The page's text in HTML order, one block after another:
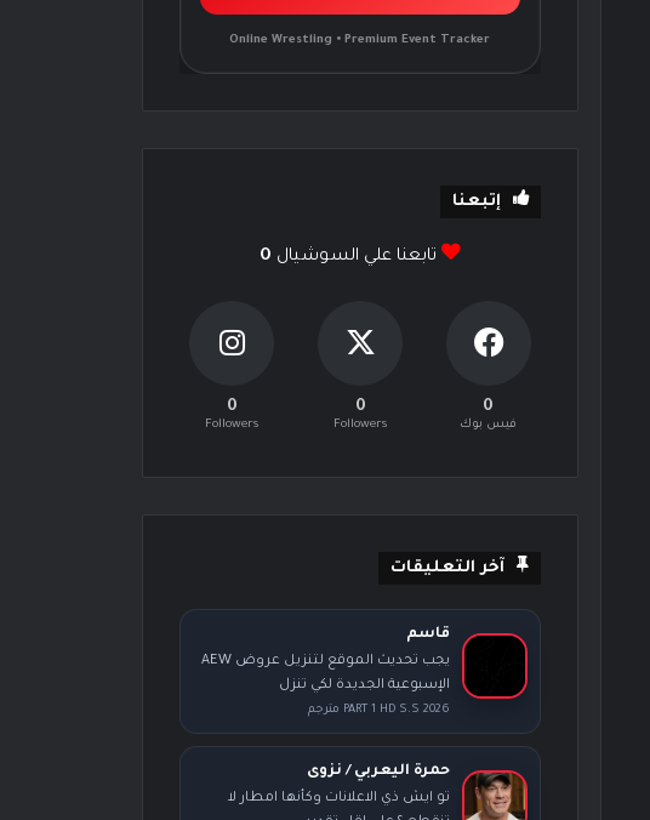
Online Wrestling • Premium Event Tracker
إتبعنا
تابعنا علي السوشيال 0
0
فيس بوك
0
Followers
0
Followers
آخر التعليقات
قاسم
يجب تحديث الموقع لتنزيل عروض AEW
الإسبوعية الجديدة لكي تنزل
PART 1 HD S.S 2026 مترجم
حمرة اليعربي / نزوى
تو ايش ذي الاعلانات وكأنها امطار لا